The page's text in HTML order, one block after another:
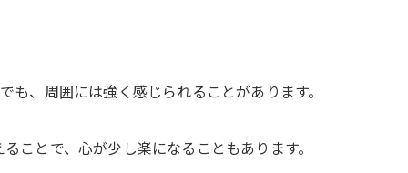
、周囲には強く感じられることがあります。
ことで、心が少し楽になることもあります。